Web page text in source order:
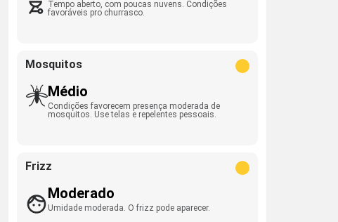
Tempo aberto, com poucas nuvens. Condições
favoráveis pro churrasco.
Mosquitos
Médio
Condições favorecem presença moderada de
mosquitos. Use telas e repelentes pessoais.
Frizz
Moderado
Umidade moderada. O frizz pode aparecer.